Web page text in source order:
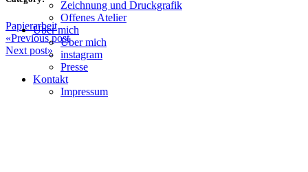
Zeichnung und Druckgrafik
Offenes Atelier
Über mich
Über mich
instagram
Presse
Kontakt
Impressum
Papierarbeit
«Previous post
Next post»